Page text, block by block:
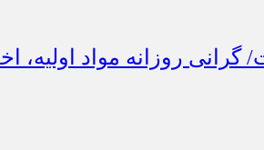
روزانه مواد اولیه،